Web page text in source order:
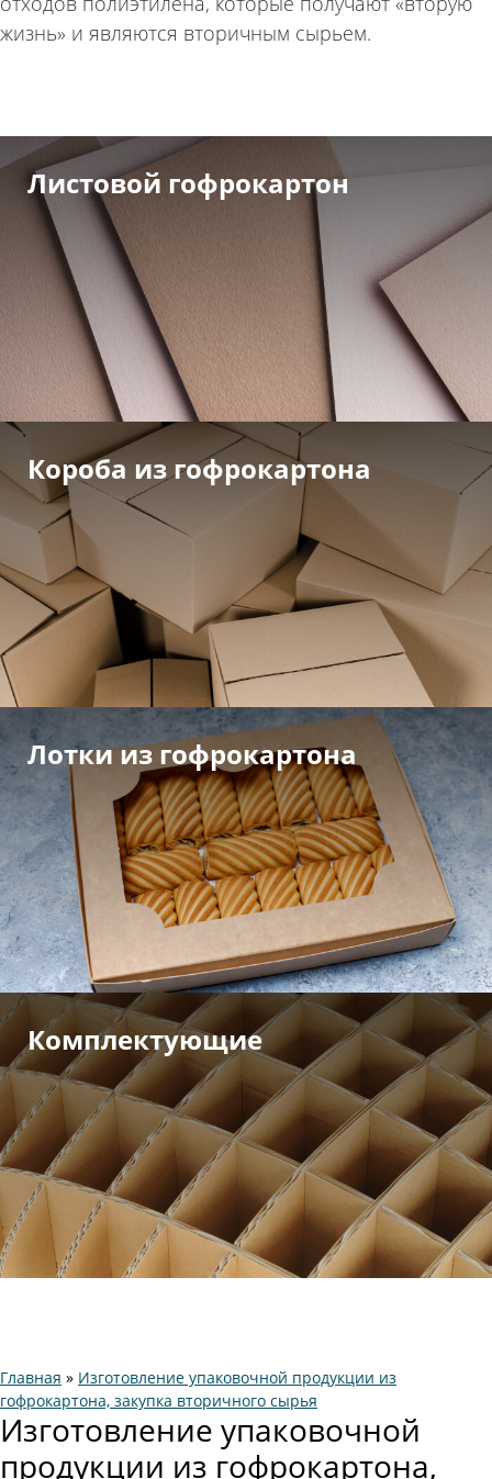
жизнь» и являются вторичным сырьем.
Листовой гофрокартон
Короба из гофрокартона
Лотки из гофрокартона
Комплектующие
Главная » Изготовление упаковочной продукции из
гофрокартона, закупка вторичного сырья
Изготовление упаковочной
продукции из гофрокартона,